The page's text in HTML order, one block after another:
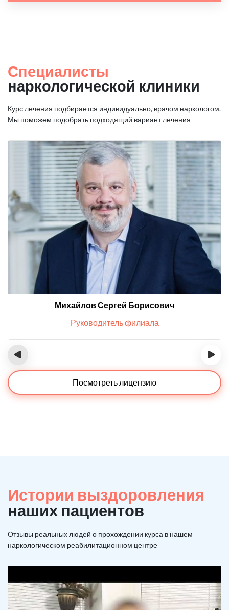
Специалисты
наркологической клиники
Курс лечения подбирается индивидуально, врачом наркологом.
Мы поможем подобрать подходящий вариант лечения
Михайлов Сергей Борисович
Руководитель филиала
‹ ›
Посмотреть лицензию
Истории выздоровления
наших пациентов
Отзывы реальных людей о прохождении курса в нашем
наркологическом реабилитационном центре